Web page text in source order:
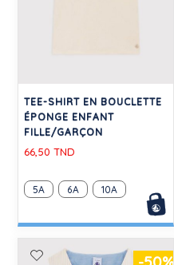
TEE-SHIRT EN BOUCLETTE
ÉPONGE ENFANT
FILLE/GARÇON
66,50 TND
5A 6A 10A